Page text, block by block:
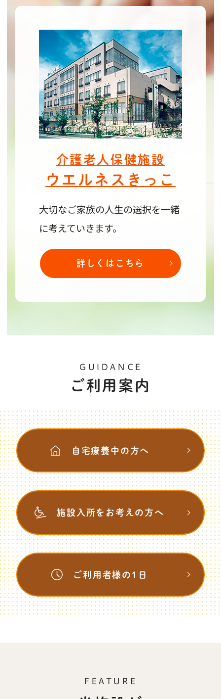
2023.10.06 ウエルネスきっこ
「令和5年度 介護施設等の大規模修繕の際
にあわせて行う介護ロボット・ICTの導入
支援事業における介護ロボット導入」
ます。入札参加される場合は、こちら
詳細をご確認いただきますようにお願い致
します。
2023.05.17 ウエルネス守山
日頃より当法人運営にご理解とご協力を賜
り誠にありがとうございます。
更がある場合がございますので、予めご了
承ください。
2023.02.10 ウエルネスきっこ
ウエルネスきっこ 施設内バーチャル見学
についてブログを更新しました。
こちらよりご覧ください。
介護老人保健施設
ウエルネスきっこ
大切なご家族の人生の選択を一緒
に考えていきます。
詳しくはこちら
GUIDANCE
ご利用案内
自宅療養中の方へ
施設入所を お考えの方へ
ご利用者様の1日
FEATURE